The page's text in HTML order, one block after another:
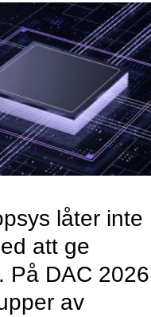
låter inte
att ge
På DAC 2026
av